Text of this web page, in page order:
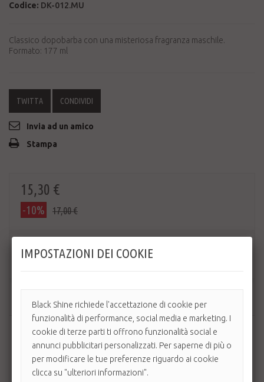
Codice: DK-012.MU
Classico dopobarba con una misteriosa fragranza maschile.
Formato: 177 ml
TWITTA CONDIVIDI
Invia ad un amico
Stampa
15,30 €
-10% 17,00 €
AGGIUNGI AL CARRELLO
IMPOSTAZIONI DEI COOKIE
Black Shine richiede l'accettazione di cookie per
funzionalità di performance, social media e marketing. I
cookie di terze parti ti offrono funzionalità social e
annunci pubblicitari personalizzati. Per saperne di più o
per modificare le tue preferenze riguardo ai cookie
clicca su "ulteriori informazioni".